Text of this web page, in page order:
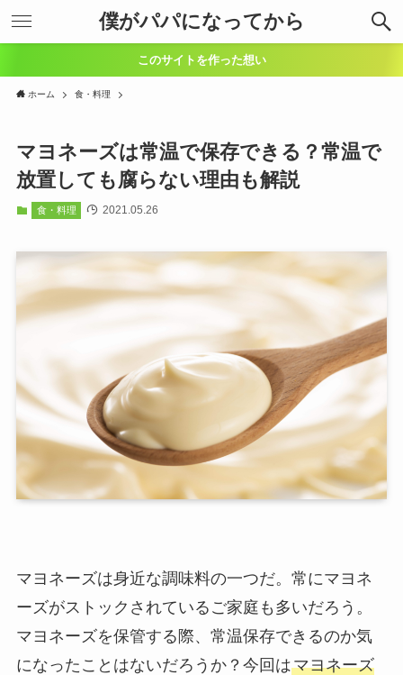
僕がパパになってから
このサイトを作った想い
ホーム 食・料理
マヨネーズは常温で保存できる？常温で
放置しても腐らない理由も解説
食・料理 2021.05.26
マヨネーズは身近な調味料の一つだ。常にマヨネ
ーズがストックされているご家庭も多いだろう。
マヨネーズを保管する際、常温保存できるのか気
になったことはないだろうか？今回はマヨネーズ